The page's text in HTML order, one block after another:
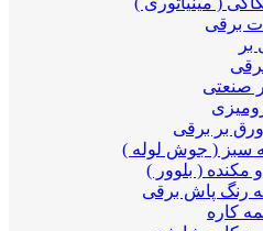
برقی
بر
صنعتی
بر برقی
سبز ( جوش لوله )
مکنده ( بلوور )
رنگ پاش برقی
کاره